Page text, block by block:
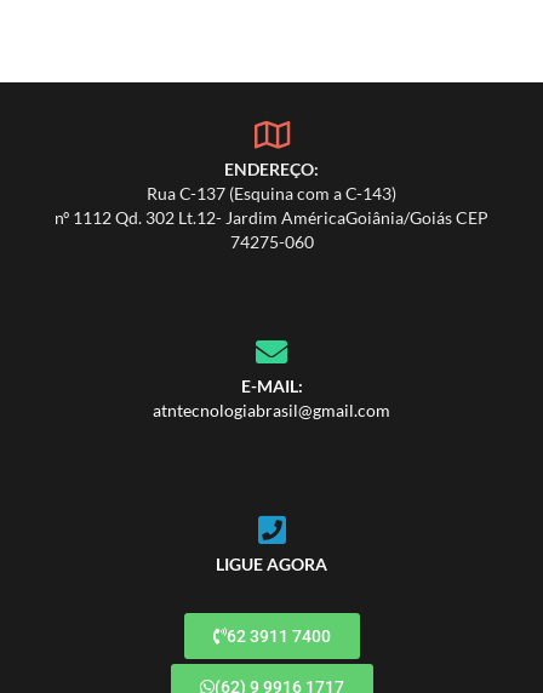
ENDEREÇO:
Rua C-137 (Esquina com a C-143)
nº 1112 Qd. 302 Lt.12- Jardim AméricaGoiânia/Goiás CEP
74275-060
E-MAIL:
atntecnologiabrasil@gmail.com
LIGUE AGORA
62 3911 7400
(62) 9 9916 1717